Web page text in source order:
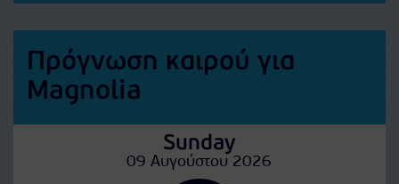
Πρόγνωση καιρού για
Magnolia
Sunday
09 Αυγούστου 2026